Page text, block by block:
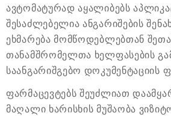
ავტომატურად აყალიბებს
შესაძლებელია ანგარიშების
ეხმარება მომწოდებლებთან
თანამშრომელთა ხელფასების
საანგარიშგებო დოკუმენტაციის
ფარმაცევტებს შეუძლიათ
მაღალი ხარისხის მუშაობა